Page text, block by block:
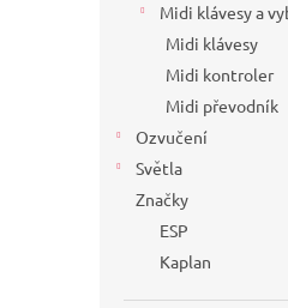
Midi klávesy a
Midi klávesy
Midi kontroler
Midi převodník
Ozvučení
Světla
Značky
ESP
Kaplan